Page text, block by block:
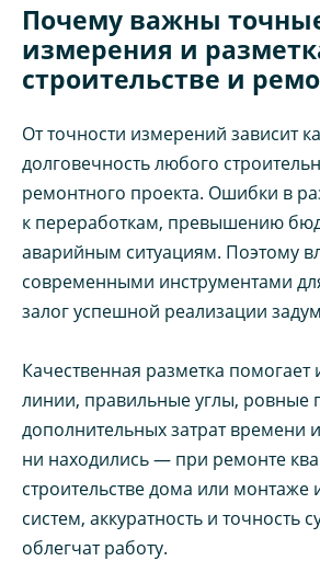
Почему важны
измерения и
строительстве и
От точности измерений зависит
долговечность любого
ремонтного проекта. Ошибки в
к переработкам, превышению
аварийным ситуациям. Поэтому
современными инструментами
залог успешной реализации
Качественная разметка помогает
линии, правильные углы, ровные
дополнительных затрат времени
ни находились — при ремонте
строительстве дома или
систем, аккуратность и точность
облегчат работу.